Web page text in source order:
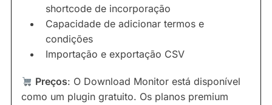
shortcode de incorporação
Capacidade de adicionar termos e
condições
Importação e exportação CSV
Preços: O Download Monitor está disponível
como um plugin gratuito. Os planos premium